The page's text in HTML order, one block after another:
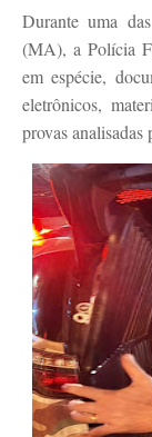
Durante uma
(MA), a Polícia
em espécie,
eletrônicos,
provas analisadas